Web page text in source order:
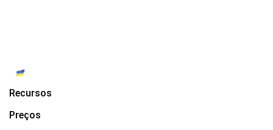
Recursos
Preços